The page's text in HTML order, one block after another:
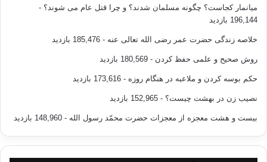
میانمار کجاست؟ چگونه مسلمان شدند؟ و چرا قتل عام می شوند؟ -
196,144 بازدید
خلاصه زندگی حضرت عمر رضی الله تعالی عنه - 185,476 بازدید
روش صحیح و علمی حفظ کردن - 180,569 بازدید
حکم بوسه کردن و ملاعبه در هنگام روزه - 173,616 بازدید
نصیب زن در بهشت چیست؟ - 152,965 بازدید
بیست و هشت معجزه از معجزات حضرت محمّد رسول الله - 148,960 بازدید